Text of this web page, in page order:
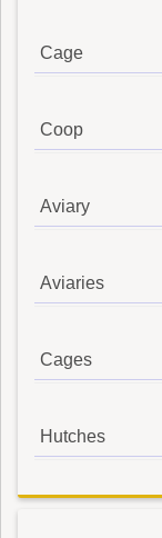
Cage
Coop
Aviary
Aviaries
Cages
Hutches